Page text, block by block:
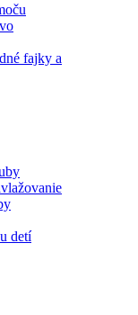
fajky a
detí